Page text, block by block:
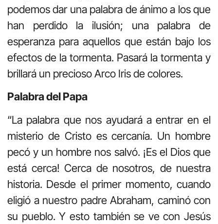
podemos dar una palabra de ánimo a los que
han perdido la ilusión; una palabra de
esperanza para aquellos que están bajo los
efectos de la tormenta. Pasará la tormenta y
brillará un precioso Arco Iris de colores.
Palabra del Papa
“La palabra que nos ayudará a entrar en el
misterio de Cristo es cercanía. Un hombre
pecó y un hombre nos salvó. ¡Es el Dios que
está cerca! Cerca de nosotros, de nuestra
historia. Desde el primer momento, cuando
eligió a nuestro padre Abraham, caminó con
su pueblo. Y esto también se ve con Jesús